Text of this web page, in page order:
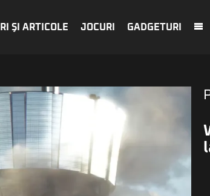
ŞI ARTICOLE JOCURI GADGETURI